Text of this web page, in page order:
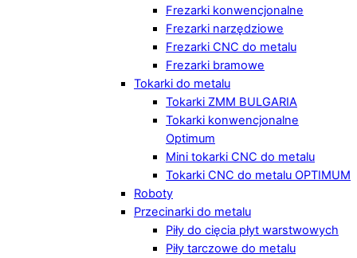
Frezarki konwencjonalne
Frezarki narzędziowe
Frezarki CNC do metalu
Frezarki bramowe
Tokarki do metalu
Tokarki ZMM BULGARIA
Tokarki konwencjonalne
Optimum
Mini tokarki CNC do metalu
Tokarki CNC do metalu OPTIMUM
Roboty
Przecinarki do metalu
Piły do cięcia płyt warstwowych
Piły tarczowe do metalu